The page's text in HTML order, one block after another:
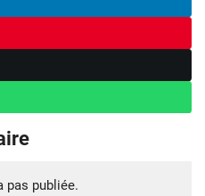
pas publiée.